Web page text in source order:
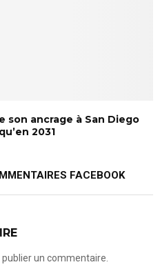
son ancrage à San Diego
2031
FACEBOOK
un commentaire.